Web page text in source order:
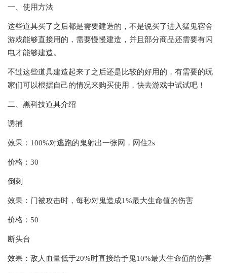
一、使用方法
这些道具买了之后都是需要建造的，不是说买了进入猛鬼宿舍
游戏能够直接用的，需要慢慢建造，并且部分商品还需要有闪
电才能够建造。
不过这些道具建造起来了之后还是比较的好用的，有需要的玩
家们可以根据自己的情况来购买使用，快去游戏中试试吧！
二、黑科技道具介绍
诱捕
效果：100%对逃跑的鬼射出一张网，网住2s
价格：30
倒刺
效果：门被攻击时，每秒对鬼造成1%最大生命值的伤害
价格：50
断头台
效果：敌人血量低于20%时直接给予鬼10%最大生命值的伤害